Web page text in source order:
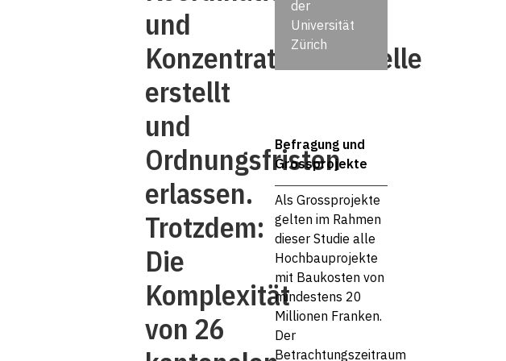
und
Konzentrationsmodelle
erstellt
und
Ordnungsfristen
erlassen.
Trotzdem:
Die
Komplexität
von 26
der
Universität
Zürich
Befragung und
Grossprojekte
Als Grossprojekte
gelten im Rahmen
dieser Studie alle
Hochbauprojekte
mit Baukosten von
mindestens 20
Millionen Franken.
Der
Betrachtungszeitraum